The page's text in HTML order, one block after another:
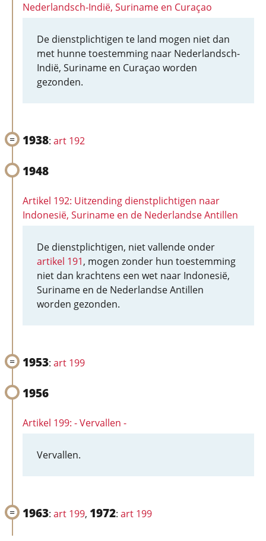
Nederlandsch-Indië, Suriname en Curaçao
De dienstplichtigen te land mogen niet dan
met hunne toestemming naar Nederlandsch-
Indië, Suriname en Curaçao worden
gezonden.
1938: art 192
1948
Artikel 192: Uitzending dienstplichtigen naar
Indonesië, Suriname en de Nederlandse Antillen
De dienstplichtigen, niet vallende onder
artikel 191, mogen zonder hun toestemming
niet dan krachtens een wet naar Indonesië,
Suriname en de Nederlandse Antillen
worden gezonden.
1953: art 199
1956
Artikel 199: - Vervallen -
Vervallen.
1963: art 199, 1972: art 199